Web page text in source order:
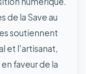
de la Save au
soutiennent
et l'artisanat,
faveur de la